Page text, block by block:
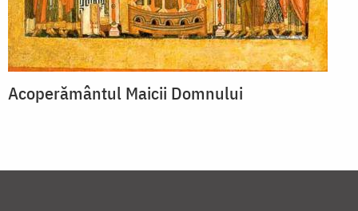
Acoperământul Maicii Domnului